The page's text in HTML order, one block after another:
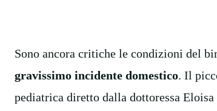
Sono ancora critiche le condizioni del
gravissimo incidente domestico. Il
pediatrica diretto dalla dottoressa